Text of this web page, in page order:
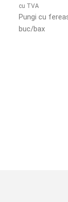
cu TVA
Pungi cu
buc/bax